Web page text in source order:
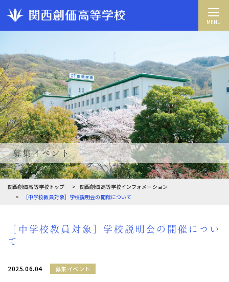
MENU
募集イベント
関西創価高等学校トップ
関西創価高等学校インフォメーション
［中学校教員対象］学校説明会の開催について
［中学校教員対象］学校説明会の開催につい
て
2025.06.04 募集イベント